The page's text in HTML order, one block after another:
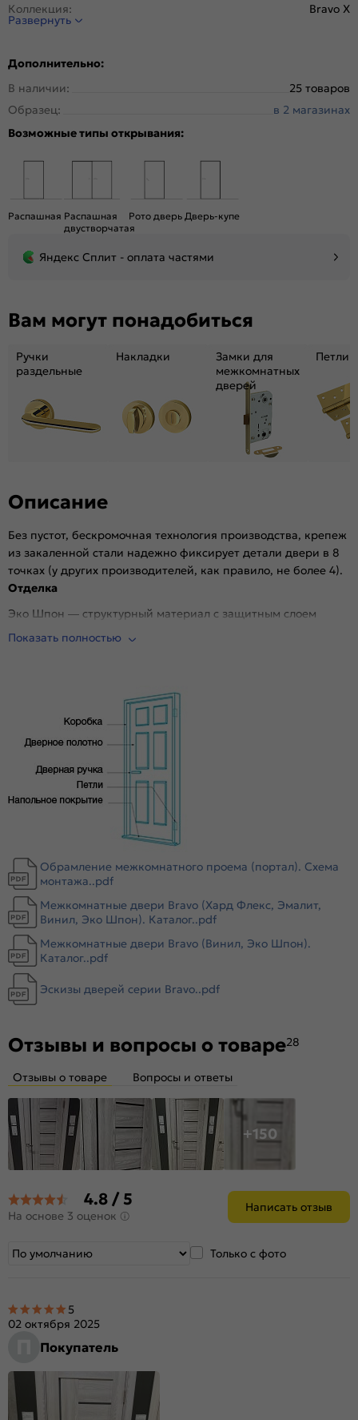
Коллекция:
Bravo X
Стиль:
Система открывания:
Конструкция двери:
Царговая
Цвет:
Riviera Ice
Общий цвет:
Стекло:
Поверхность:
Структурный материал с защитным лаком.
Уровень шумоизоляции:
Средний ( 26-31 дБ)
Материал:
Композитный мебельный щит на основе
Развернуть
Дополнительно:
В наличии:
25 товаров
Образец:
в 2 магазинах
Возможные типы открывания:
Распашная Распашная
двустворчатая
Рото дверь Дверь-купе
Яндекс Сплит - оплата частями
Вам могут понадобиться
Ручки
раздельные
Накладки
Замки для
межкомнатных
дверей
Петли
Описание
Без пустот, бескромочная технология производства, крепеж
из закаленной стали надежно фиксирует детали двери в 8
точках (у других производителей, как правило, не более 4).
Отделка
Эко Шпон — структурный материал с защитным слоем
Overlay, отличается высокой стойкостью к истиранию и
Magic Fog — белое сатинированное. Дешевое стекло с
пескоструйной обработкой не используем.
Показать полностью
Обрамление межкомнатного проема (портал). Схема
монтажа..pdf
Межкомнатные двери Bravo (Хард Флекс, Эмалит,
Винил, Эко Шпон). Каталог..pdf
Межкомнатные двери Bravo (Винил, Эко Шпон).
Каталог..pdf
Эскизы дверей серии Bravo..pdf
Отзывы и вопросы о товаре28
Отзывы о товаре Вопросы и ответы
+150
4.8 / 5
На основе 3 оценок
Написать отзыв
Только с фото
Покупатель
02 октября 2025
5